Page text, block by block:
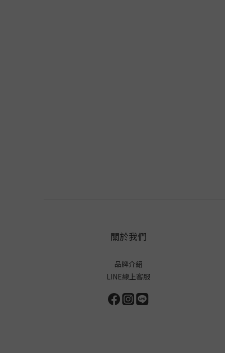
關於我們
品牌介紹
LINE線上客服